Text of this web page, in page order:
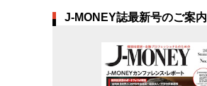
J-MONEY誌最新号のご案内